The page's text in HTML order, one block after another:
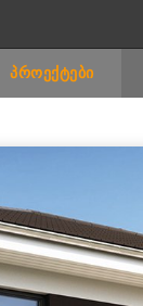
ᲞᲠᲝᲔᲥᲢᲔᲑᲘ